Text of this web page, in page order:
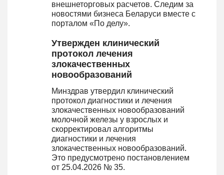
внешнеторговых расчетов. Следим за
новостями бизнеса Беларуси вместе с
порталом «По делу».
Утвержден клинический
протокол лечения
злокачественных
новообразований
Минздрав утвердил клинический
протокол диагностики и лечения
злокачественных новообразований
молочной железы у взрослых и
скорректировал алгоритмы
диагностики и лечения
злокачественных новообразований.
Это предусмотрено постановлением
от 25.04.2026 № 35.